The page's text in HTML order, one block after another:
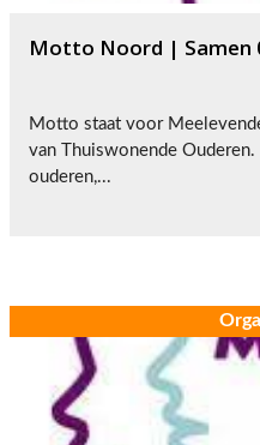
Motto Noord | Samen
Motto staat voor
van Thuiswonende
ouderen,...